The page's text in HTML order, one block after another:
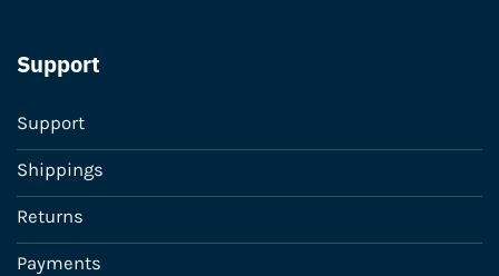
Support
Support
Shippings
Returns
Payments